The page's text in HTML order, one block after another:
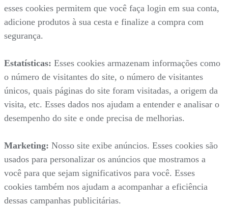
esses cookies permitem que você faça login em sua conta,
adicione produtos à sua cesta e finalize a compra com
segurança.
Estatísticas: Esses cookies armazenam informações como
o número de visitantes do site, o número de visitantes
únicos, quais páginas do site foram visitadas, a origem da
visita, etc. Esses dados nos ajudam a entender e analisar o
desempenho do site e onde precisa de melhorias.
Marketing: Nosso site exibe anúncios. Esses cookies são
usados para personalizar os anúncios que mostramos a
você para que sejam significativos para você. Esses
cookies também nos ajudam a acompanhar a eficiência
dessas campanhas publicitárias.